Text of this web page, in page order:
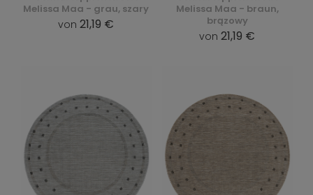
Melissa Maa - grau, szary
von 21,19 €
Melissa Maa - braun,
brązowy
von 21,19 €